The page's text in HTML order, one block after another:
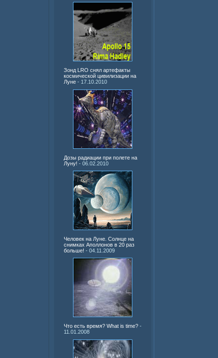
Зонд LRO снял артефакты
космической цивилизации на
Луне - 17.10.2010
Дозы радиации при полете на
Луну! - 06.02.2010
Человек на Луне. Солнце на
снимках Аполлонов в 20 раз
больше! - 04.11.2009
Что есть время? What is time? -
11.01.2008